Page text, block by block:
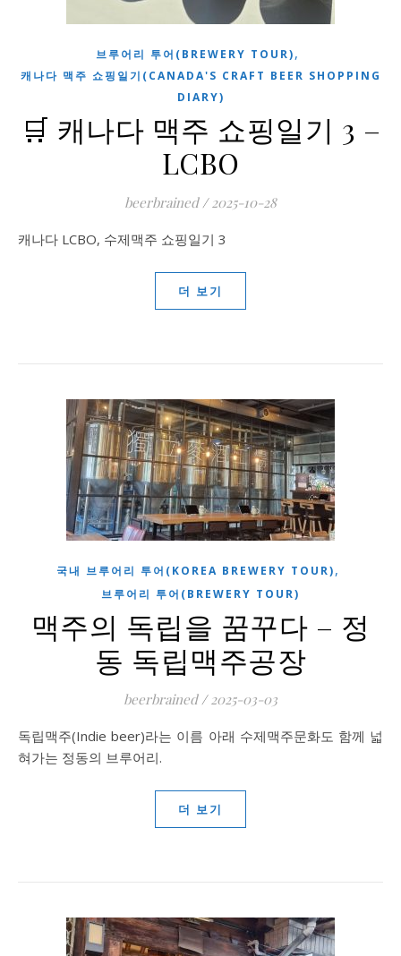
브루어리 투어(BREWERY TOUR),
캐나다 맥주 쇼핑일기(CANADA'S CRAFT BEER SHOPPING
DIARY)
🛒 캐나다 맥주 쇼핑일기 3 –
LCBO
beerbrained / 2025-10-28
캐나다 LCBO, 수제맥주 쇼핑일기 3
더 보기
국내 브루어리 투어(KOREA BREWERY TOUR),
브루어리 투어(BREWERY TOUR)
맥주의 독립을 꿈꾸다 – 정
동 독립맥주공장
beerbrained / 2025-03-03
독립맥주(Indie beer)라는 이름 아래 수제맥주문화도 함께 넓
혀가는 정동의 브루어리.
더 보기